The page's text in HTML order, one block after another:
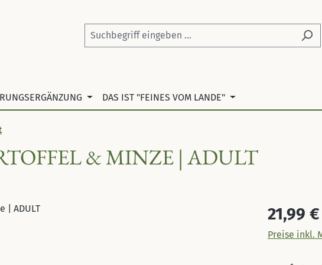
DAS IST "FEINES VOM LANDE"
& MINZE | ADULT
Regulärer
21,99 €
Preise inkl.